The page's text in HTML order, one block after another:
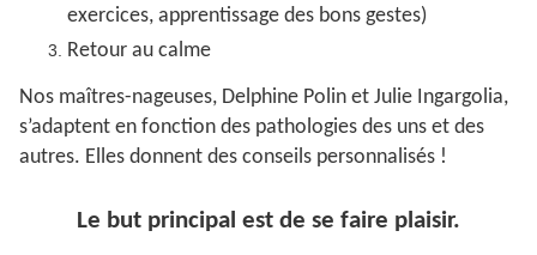
exercices, apprentissage des bons gestes)
Retour au calme
Nos maîtres-nageuses, Delphine Polin et Julie Ingargolia,
s’adaptent en fonction des pathologies des uns et des
autres. Elles donnent des conseils personnalisés !
Le but principal est de se faire plaisir.